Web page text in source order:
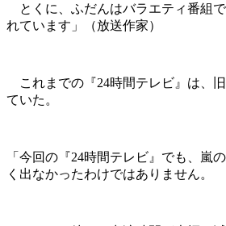
とくに、ふだんはバラエティ番組
れています」（放送作家）
これまでの『24時間テレビ』は、
ていた。
「今回の『24時間テレビ』でも、嵐
く出なかったわけではありません。